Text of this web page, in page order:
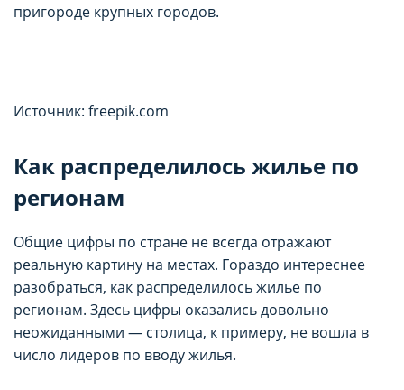
пригороде крупных городов.
Источник: freepik.com
Как распределилось жилье по
регионам
Общие цифры по стране не всегда отражают
реальную картину на местах. Гораздо интереснее
разобраться, как распределилось жилье по
регионам. Здесь цифры оказались довольно
неожиданными — столица, к примеру, не вошла в
число лидеров по вводу жилья.